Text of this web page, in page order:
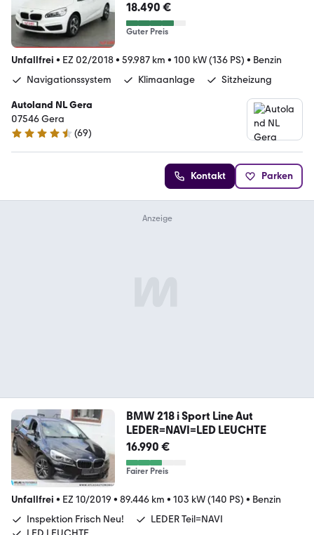
18.490 €
Guter Preis
Unfallfrei • EZ 02/2018• 59.987 km • 100 kW (136 PS) • Benzin
Navigationssystem
Klimaanlage Sitzheizung
Autoland NL Gera
07546 Gera
4.6 Sterne
(69)
Kontakt Parken
BMW 218 i Sport Line Aut
LEDER=NAVI=LED LEUCHTE
16.990 €
Fairer Preis
Unfallfrei • EZ 10/2019 • 89.446 km • 103 kW (140 PS) • Benzin
Inspektion Frisch Neu!
LEDER Teil=NAVI